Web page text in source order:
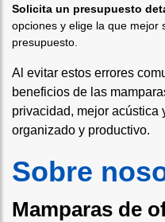
Solicita un presupuesto
opciones y elige la que mejor
presupuesto.
Al evitar estos errores
beneficios de las
privacidad, mejor acústica
organizado y productivo.
Sobre
Mamparas de